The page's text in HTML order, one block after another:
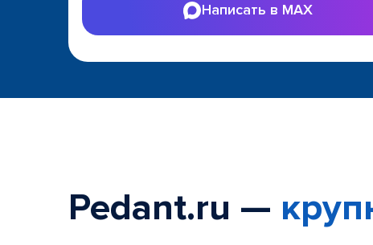
Написать в MAX
Pedant.ru —